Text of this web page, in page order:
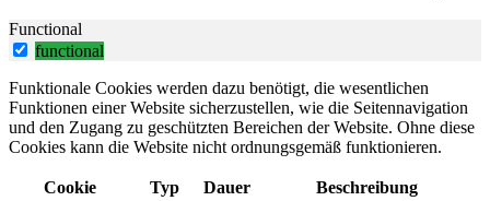
Functional
functional
Funktionale Cookies werden dazu benötigt, die wesentlichen
Funktionen einer Website sicherzustellen, wie die Seitennavigation
und den Zugang zu geschützten Bereichen der Website. Ohne diese
Cookies kann die Website nicht ordnungsgemäß funktionieren.
Cookie Typ Dauer Beschreibung